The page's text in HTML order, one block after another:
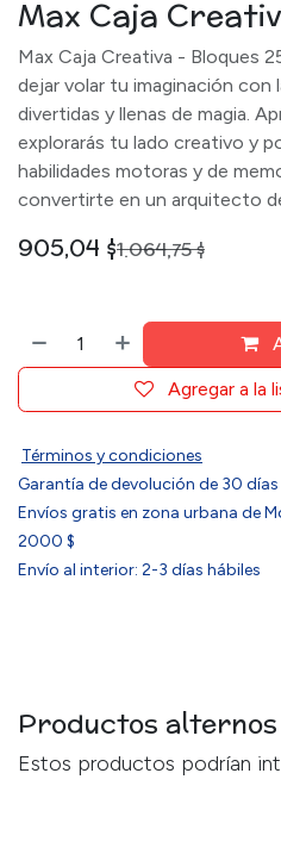
Max Caja
Max Caja Creativa - Bloques
dejar volar tu imaginación con
divertidas y llenas de magia.
explorarás tu lado creativo y
habilidades motoras y de
convertirte en un arquitecto
905,04 $1.064,75$
Agregar a la
Términos y condiciones
Garantía de devolución de 30 días
Envíos gratis en zona urbana de
2000 $
Envío al interior: 2-3 días hábiles
Productos alternos
Estos productos podrían